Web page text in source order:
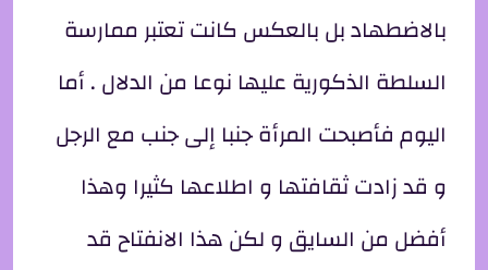
بالاضطهاد بل بالعكس كانت تعتبر ممارسة
السلطة الذكورية عليها نوعا من الدلال . أما
اليوم فأصبحت المرأة جنبا إلى جنب مع الرجل
و قد زادت ثقافتها و اطلاعها كثيرا وهذا
أفضل من السايق و لكن هذا الانفتاح قد